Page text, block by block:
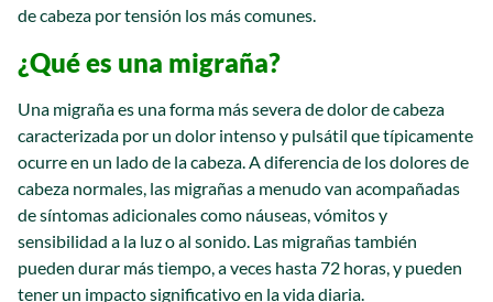
de cabeza por tensión los más comunes.
¿Qué es una migraña?
Una migraña es una forma más severa de dolor de cabeza
caracterizada por un dolor intenso y pulsátil que típicamente
ocurre en un lado de la cabeza. A diferencia de los dolores de
cabeza normales, las migrañas a menudo van acompañadas
de síntomas adicionales como náuseas, vómitos y
sensibilidad a la luz o al sonido. Las migrañas también
pueden durar más tiempo, a veces hasta 72 horas, y pueden
tener un impacto significativo en la vida diaria.